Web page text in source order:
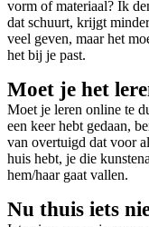
vorm of materiaal? Ik
dat schuurt, krijgt
veel geven, maar het
het bij je past.
Moet je het
Moet je leren online te
een keer hebt gedaan,
van overtuigd dat voor
huis hebt, je die
hem/haar gaat vallen.
Nu thuis iets